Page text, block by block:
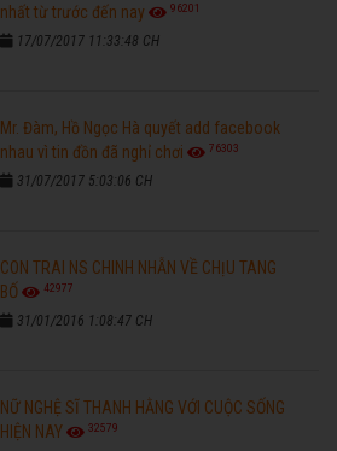
nhất từ trước đến nay
96201
17/07/2017 11:33:48 CH
Mr. Đàm, Hồ Ngọc Hà quyết add facebook
nhau vì tin đồn đã nghỉ chơi
76303
31/07/2017 5:03:06 CH
CON TRAI NS CHINH NHẪN VỀ CHỊU TANG
BỐ
42977
31/01/2016 1:08:47 CH
NỮ NGHỆ SĨ THANH HẰNG VỚI CUỘC SỐNG
HIỆN NAY
32579